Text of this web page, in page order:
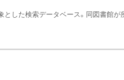
した検索データベース。同図書館が